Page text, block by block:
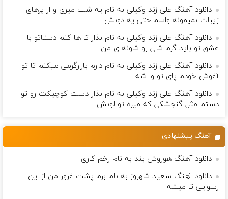
دانلود آهنگ علی زند وکیلی به نام یه شب میرى و از پرهای
زيبات نمیمونه واسم حتی یه دونش
دانلود آهنگ علی زند وکیلی به نام بذار تا ها كنم دستاتو با
عشق تو باید گرم شی رو شونه ى من
دانلود آهنگ علی زند وکیلی به نام دارم بازارگرمی میكنم تا تو
آغوش خودم پای تو وا شه
دانلود آهنگ علی زند وکیلی به نام بذار دست كوچیكت رو تو
دستم مثل گنجشكی كه میره تو لونش
آهنگ پیشنهادی
دانلود آهنگ هوروش بند به نام زخم کاری
دانلود آهنگ سعید شهروز به نام برم پشت غرور من از این
رسوایی تا میشه